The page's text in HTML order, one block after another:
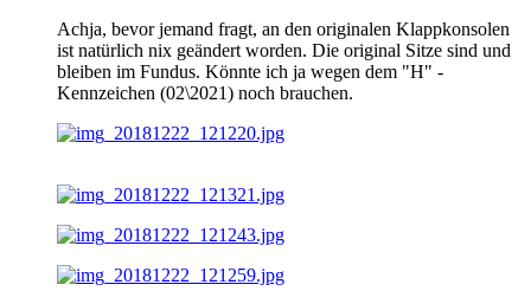
Achja, bevor jemand fragt, an den originalen Klappkonsolen
ist natürlich nix geändert worden. Die original Sitze sind und
bleiben im Fundus. Könnte ich ja wegen dem "H" -
Kennzeichen (02\2021) noch brauchen.